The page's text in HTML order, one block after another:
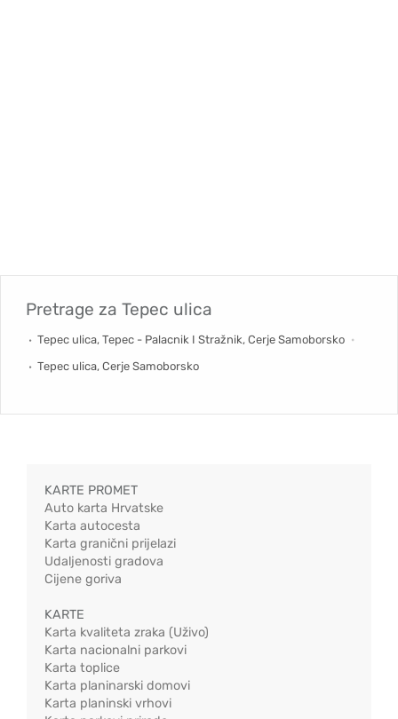
Pretrage za Tepec ulica
Tepec ulica, Tepec - Palacnik I Stražnik, Cerje Samoborsko
Tepec ulica, Cerje Samoborsko
KARTE PROMET
Auto karta Hrvatske
Karta autocesta
Karta granični prijelazi
Udaljenosti gradova
Cijene goriva
KARTE
Karta kvaliteta zraka (Uživo)
Karta nacionalni parkovi
Karta toplice
Karta planinarski domovi
Karta planinski vrhovi